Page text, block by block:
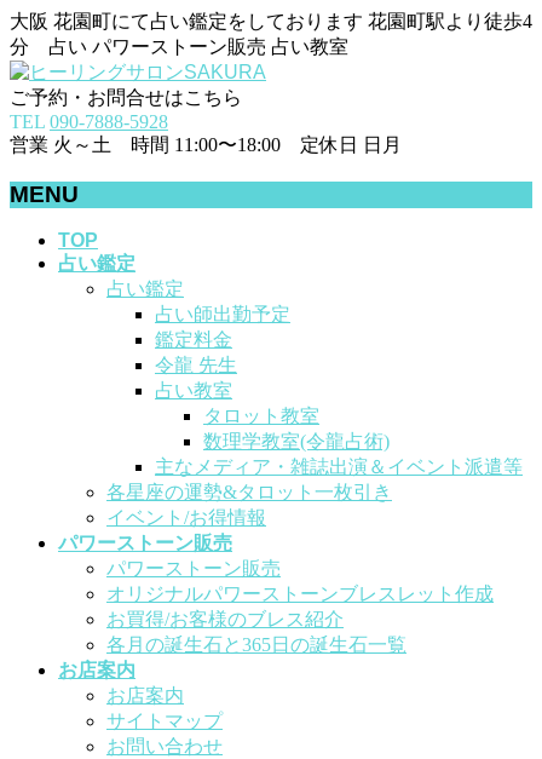
大阪 花園町にて占い鑑定をしております 花園町駅より徒歩4
分 占い パワーストーン販売 占い教室
ご予約・お問合せはこちら
TEL 090-7888-5928
営業 火～土 時間 11:00〜18:00 定休日 日月
MENU
TOP
占い鑑定
占い鑑定
占い師出勤予定
鑑定料金
令龍 先生
占い教室
タロット教室
数理学教室(令龍占術)
主なメディア・雑誌出演＆イベント派遣等
各星座の運勢&タロット一枚引き
イベント/お得情報
パワーストーン販売
パワーストーン販売
オリジナルパワーストーンブレスレット作成
お買得/お客様のブレス紹介
各月の誕生石と365日の誕生石一覧
お店案内
お店案内
サイトマップ
お問い合わせ